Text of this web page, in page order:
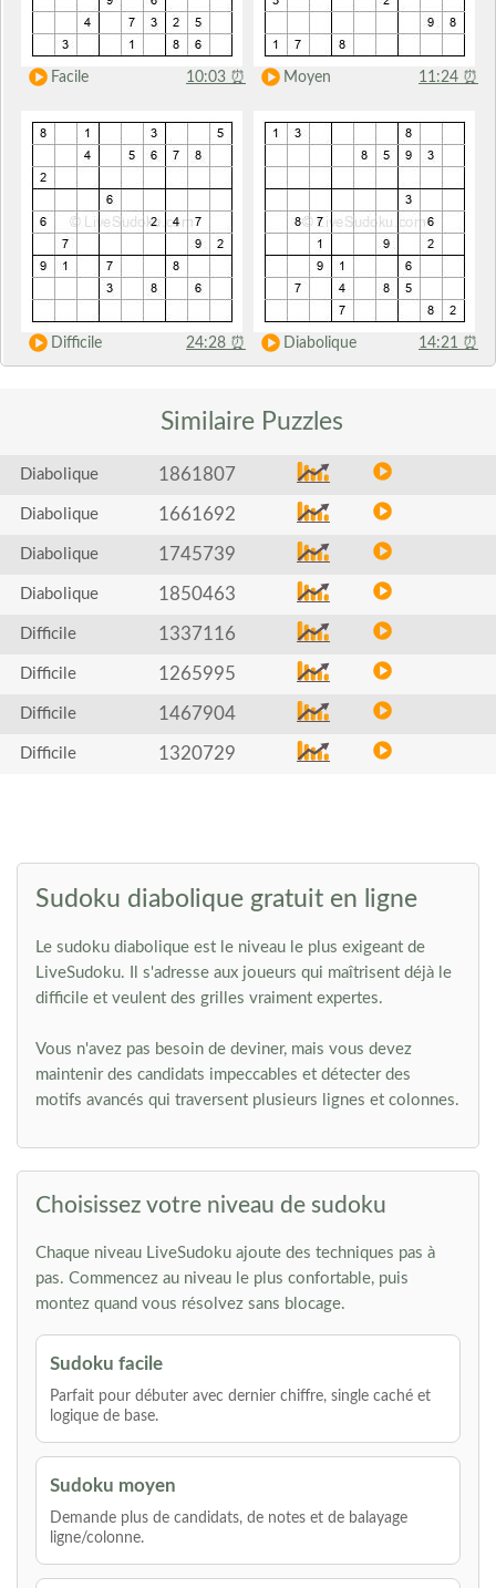
Facile 10:03 ⏰ Moyen 11:24 ⏰
Difficile 24:28 ⏰ Diabolique 14:21 ⏰
Similaire Puzzles
Diabolique 1861807
Diabolique 1661692
Diabolique 1745739
Diabolique 1850463
Difficile 1337116
Difficile 1265995
Difficile 1467904
Difficile 1320729
Sudoku diabolique gratuit en ligne
Le sudoku diabolique est le niveau le plus exigeant de
LiveSudoku. Il s'adresse aux joueurs qui maîtrisent déjà le
difficile et veulent des grilles vraiment expertes.
Vous n'avez pas besoin de deviner, mais vous devez
maintenir des candidats impeccables et détecter des
motifs avancés qui traversent plusieurs lignes et colonnes.
Choisissez votre niveau de sudoku
Chaque niveau LiveSudoku ajoute des techniques pas à
pas. Commencez au niveau le plus confortable, puis
montez quand vous résolvez sans blocage.
Sudoku facile
Parfait pour débuter avec dernier chiffre, single caché et
logique de base.
Sudoku moyen
Demande plus de candidats, de notes et de balayage
ligne/colonne.